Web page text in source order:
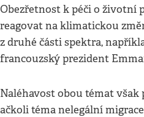
Obezřetnost k péči o životní
reagovat na klimatickou
z druhé části spektra,
francouzský prezident
Naléhavost obou témat však
ačkoli téma nelegální